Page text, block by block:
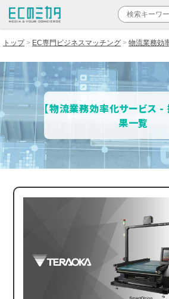
トップ EC専門ビジネスマッチング 物流業務効
【物流業務効率化サービス -
果一覧